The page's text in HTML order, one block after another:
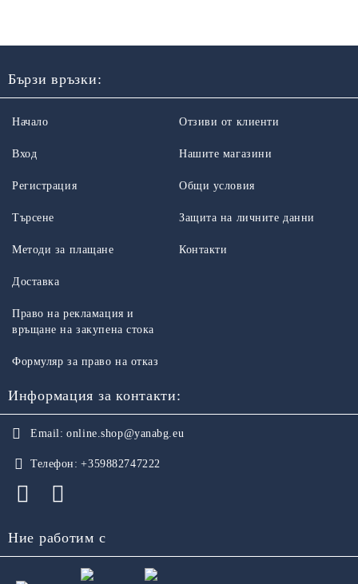
Бързи връзки:
Начало
Вход
Регистрация
Търсене
Отзиви от клиенти
Нашите магазини
Общи условия
Защита на личните данни
Методи за плащане
Доставка
Право на рекламация и
връщане на закупена стока
Формуляр за право на отказ
Контакти
Информация за контакти:
Email: online.shop@yanabg.eu
Телефон: +359882747222
Ние работим с